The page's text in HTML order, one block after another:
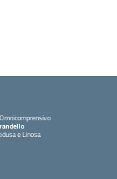
e Linosa